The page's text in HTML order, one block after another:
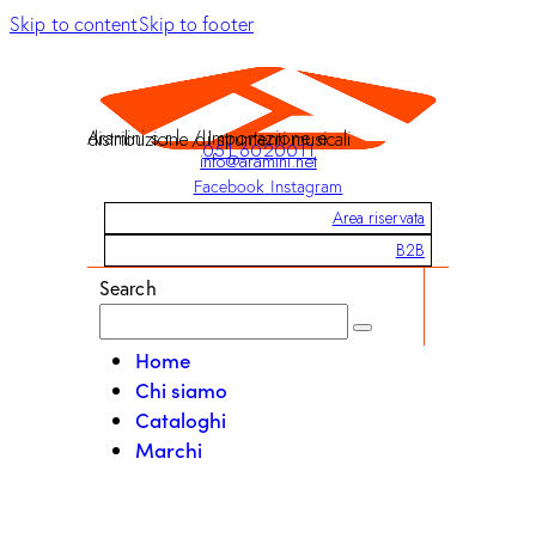
Skip to contentSkip to footer
Aramini s.r.l. / Importazione e distribuzione di strumenti musicali
051 6020011
info@aramini.net
Facebook Instagram
Area riservata
B2B
Search
Home
Chi siamo
Cataloghi
Marchi